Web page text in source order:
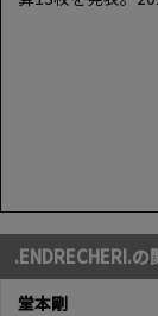
.ENDRECHERI.
堂本剛